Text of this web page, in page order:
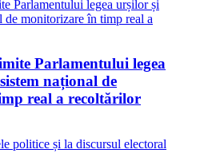
Parlamentului legea
național de
real a recoltărilor